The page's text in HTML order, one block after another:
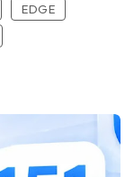
EDGE